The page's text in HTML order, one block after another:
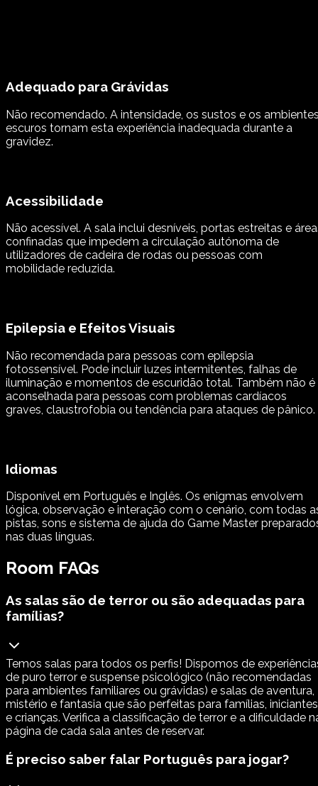
Adequado para Grávidas
Não recomendado. A intensidade, os sustos e os
escuros tornam esta experiência inadequada durante a
gravidez.
Acessibilidade
Não acessível. A sala inclui desníveis, portas estreitas e
confinadas que impedem a circulação autónoma de
utilizadores de cadeira de rodas ou pessoas com
mobilidade reduzida.
Epilepsia e Efeitos Visuais
Não recomendada para pessoas com epilepsia
fotossensível. Pode incluir luzes intermitentes, falhas de
iluminação e momentos de escuridão total. Também não é
aconselhada para pessoas com problemas cardíacos
graves, claustrofobia ou tendência para ataques de pânico.
Idiomas
Disponível em Português e Inglês. Os enigmas envolvem
lógica, observação e interação com o cenário, com todas
pistas, sons e sistema de ajuda do Game Master
nas duas línguas.
Room FAQs
As salas são de terror ou são adequadas para
famílias?
Temos salas para todos os perfis! Dispomos de
de puro terror e suspense psicológico (não recomendadas
para ambientes familiares ou grávidas) e salas de aventura,
mistério e fantasia que são perfeitas para famílias, iniciantes
e crianças. Verifica a classificação de terror e a dificuldade
página de cada sala antes de reservar.
É preciso saber falar Português para jogar?